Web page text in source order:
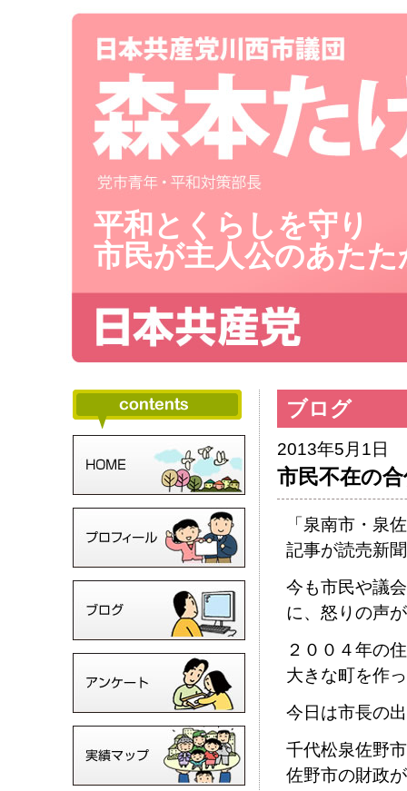
平和とくらしを守り
市民が主人公のあた
ブログ
2013年5月1日
市民不在の
「泉南市・
記事が読売新
今も市民や議
に、怒りの声
２００４年の
大きな町を作
今日は市長の
千代松泉佐野
佐野市の財政